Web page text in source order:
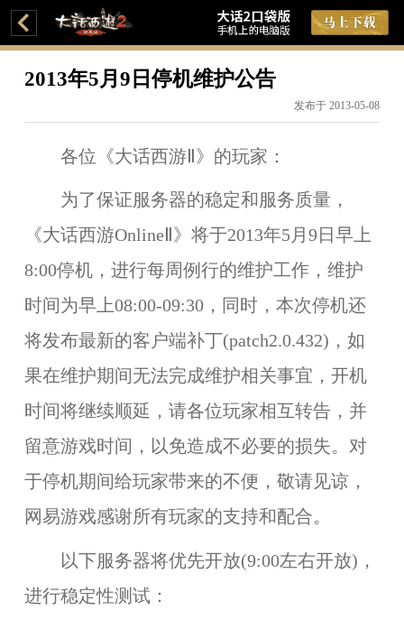
2013年5月9日停机维护公告
发布于 2013-05-08
各位《大话西游Ⅱ》的玩家：
为了保证服务器的稳定和服务质量，
《大话西游OnlineⅡ》将于2013年5月9日早上
8:00停机，进行每周例行的维护工作，维护
时间为早上08:00-09:30，同时，本次停机还
将发布最新的客户端补丁(patch2.0.432)，如
果在维护期间无法完成维护相关事宜，开机
时间将继续顺延，请各位玩家相互转告，并
留意游戏时间，以免造成不必要的损失。对
于停机期间给玩家带来的不便，敬请见谅，
网易游戏感谢所有玩家的支持和配合。
以下服务器将优先开放(9:00左右开放)，
进行稳定性测试：